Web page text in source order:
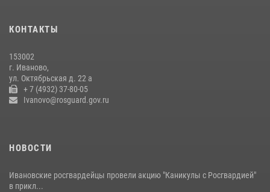
15 июля 2026, 13:03
КОНТАКТЫ
153002
г. Иваново,
ул. Октябрьская д. 22 а
+ 7 (4932) 37-80-05
Ivanovo@rosguard.gov.ru
НОВОСТИ
Ивановские росгвардейцы провели акцию "Каникулы с Росгвардией"
в прикл...